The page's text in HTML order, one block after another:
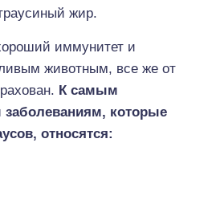
жир.
иммунитет и
животным, все же от
К самым
заболеваниям, которые
относятся: